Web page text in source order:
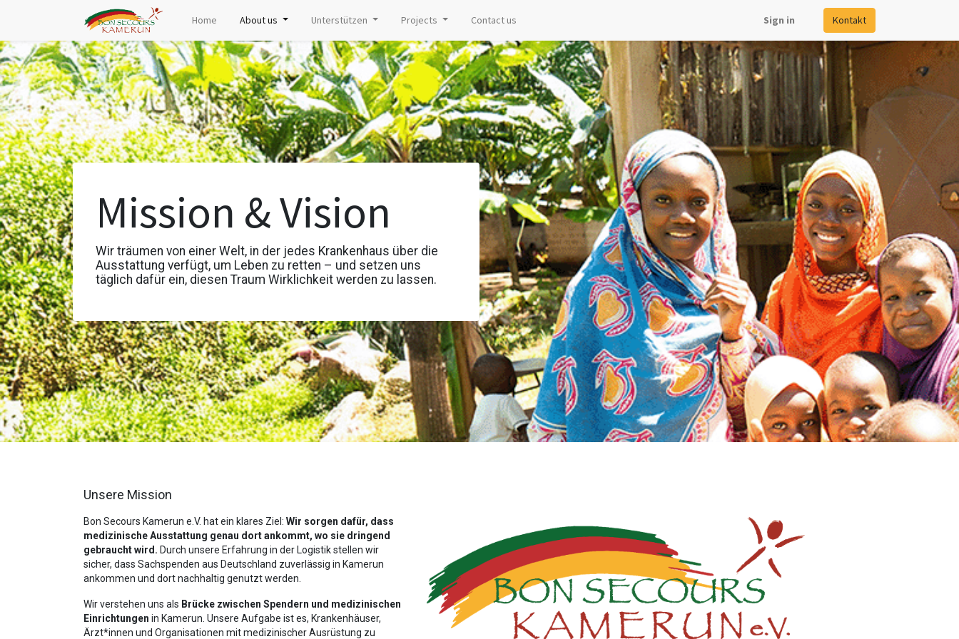
Home About us Unterstützen Projects Contact us Sign in Kontakt
Mission & Vision
Wir träumen von einer Welt, in der jedes Krankenhaus über die
Ausstattung verfügt, um Leben zu retten – und setzen uns
täglich dafür ein, diesen Traum Wirklichkeit werden zu lassen.
Unsere Mission
Bon Secours Kamerun e.V. hat ein klares Ziel: Wir sorgen dafür, dass
medizinische Ausstattung genau dort ankommt, wo sie dringend
gebraucht wird. Durch unsere Erfahrung in der Logistik stellen wir
sicher, dass Sachspenden aus Deutschland zuverlässig in Kamerun
ankommen und dort nachhaltig genutzt werden.
Wir verstehen uns als Brücke zwischen Spendern und medizinischen
Einrichtungen in Kamerun. Unsere Aufgabe ist es, Krankenhäuser,
Ärzt*innen und Organisationen mit medizinischer Ausrüstung zu